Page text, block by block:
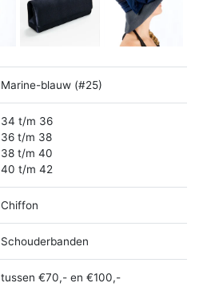
Marine-blauw (#25)
34 t/m 36
36 t/m 38
38 t/m 40
40 t/m 42
Chiffon
Schouderbanden
tussen €70,- en €100,-